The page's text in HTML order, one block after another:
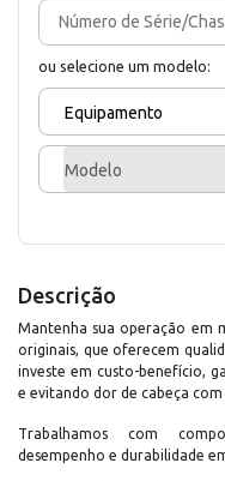
ou selecione um modelo:
Equipamento
Modelo
Descrição
Mantenha sua operação em
originais, que oferecem
investe em custo-benefício,
e evitando dor de cabeça com
Trabalhamos com
desempenho e durabilidade